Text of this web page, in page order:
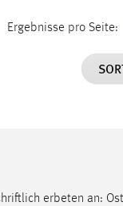
Ergebnisse pro Seite:
erbeten an:
speichert die